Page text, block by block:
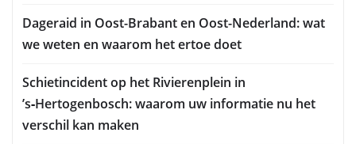
Dageraid in Oost-Brabant en Oost-Nederland: wat
we weten en waarom het ertoe doet
Schietincident op het Rivierenplein in
’s‑Hertogenbosch: waarom uw informatie nu het
verschil kan maken